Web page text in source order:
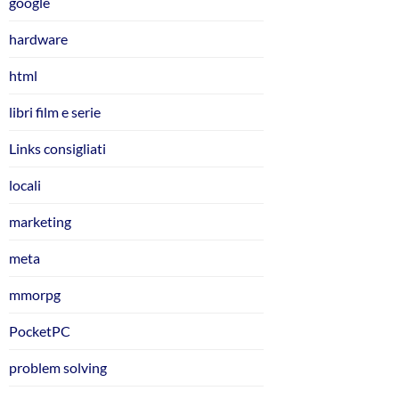
hardware
html
libri film e serie
Links consigliati
locali
marketing
meta
mmorpg
PocketPC
problem solving